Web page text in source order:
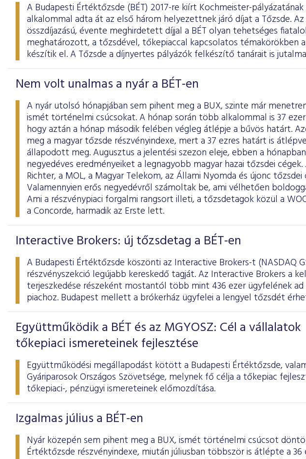
A Budapesti Értéktőzsde (BÉT) 2017-re kiírt Kochmeister-
alkalommal adta át az első három helyezettnek járó díjat a Tőzsde. Az
összdíjazású, évente meghirdetett díjjal a BÉT olyan tehetséges
meghatározott, a tőzsdével, tőkepiaccal kapcsolatos témakörökben
készítik el. A Tőzsde a díjnyertes pályázók felkészítő tanárait is
Nem volt unalmas a nyár a BÉT-en
A nyár utolsó hónapjában sem pihent meg a BUX, szinte már
ismét történelmi csúcsokat. A hónap során több alkalommal is 37
hogy aztán a hónap második felében végleg átlépje a bűvös határt.
meg a magyar tőzsde részvényindexe, mert a 37 ezres határt is
állapodott meg. Augusztus a jelentési szezon eleje, ebben a
negyedéves eredményeiket a legnagyobb magyar hazai tőzsdei
Richter, a MOL, a Magyar Telekom, az Állami Nyomda és újonc tőzsdei
Valamennyien erős negyedévről számoltak be, ami vélhetően
Ami a részvénypiaci forgalmi rangsort illeti, a tőzsdetagok közül a
a Concorde, harmadik az Erste lett.
Interactive Brokers: új tőzsdetag a BÉT-en
A Budapesti Értéktőzsde köszönti az Interactive Brokers-t (NASDAQ
részvényszekció legújabb kereskedő tagját. Az Interactive Brokers a
terjeszkedése részeként mostantól több mint 436 ezer ügyfelének
piachoz. Budapest mellett a brókerház ügyfelei a lengyel tőzsdét
Együttműködik a BÉT és az MGYOSZ: Cél a vállalatok
tőkepiaci ismereteinek fejlesztése
Együttműködési megállapodást kötött a Budapesti Értéktőzsde,
Gyáriparosok Országos Szövetsége, melynek fő célja a tőkepiac
tőkepiaci-, pénzügyi ismereteinek előmozdítása.
Izgalmas július a BÉT-en
Nyár közepén sem pihent meg a BUX, ismét történelmi csúcsot
Értéktőzsde részvényindexe, miután júliusban többször is átlépte a